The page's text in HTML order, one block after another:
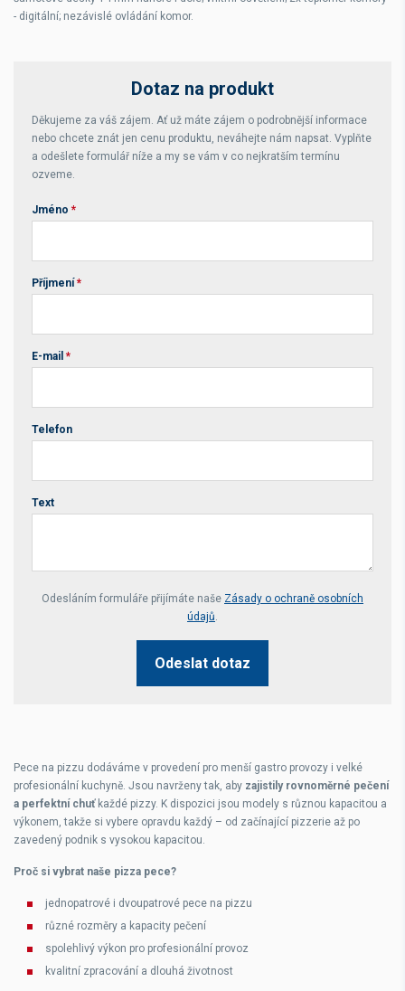
- digitální; nezávislé ovládání komor.
Dotaz na produkt
Děkujeme za váš zájem. Ať už máte zájem o podrobnější informace
nebo chcete znát jen cenu produktu, neváhejte nám napsat. Vyplňte
a odešlete formulář níže a my se vám v co nejkratším termínu
ozveme.
Jméno *
Příjmení *
E-mail *
Telefon
Text
Your website *
Odesláním formuláře přijímáte naše Zásady o ochraně osobních
údajů.
Odeslat dotaz
Pece na pizzu dodáváme v provedení pro menší gastro provozy i velké
profesionální kuchyně. Jsou navrženy tak, aby zajistily rovnoměrné pečení
a perfektní chuťkaždé pizzy. K dispozici jsou modely s různou kapacitou a
výkonem, takže si vybere opravdu každý – od začínající pizzerie až po
zavedený podnik s vysokou kapacitou.
Proč si vybrat naše pizza pece?
jednopatrové i dvoupatrové pece na pizzu
různé rozměry a kapacity pečení
spolehlivý výkon pro profesionální provoz
kvalitní zpracování a dlouhá životnost